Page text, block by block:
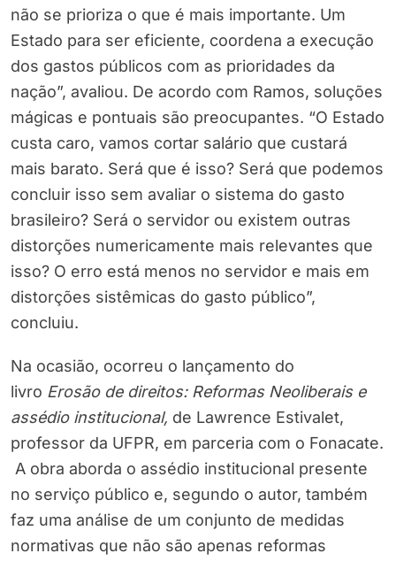
não se prioriza o que é mais importante. Um
Estado para ser eficiente, coordena a execução
dos gastos públicos com as prioridades da
nação”, avaliou. De acordo com Ramos, soluções
mágicas e pontuais são preocupantes. “O Estado
custa caro, vamos cortar salário que custará
mais barato. Será que é isso? Será que podemos
concluir isso sem avaliar o sistema do gasto
brasileiro? Será o servidor ou existem outras
distorções numericamente mais relevantes que
isso? O erro está menos no servidor e mais em
distorções sistêmicas do gasto público”,
concluiu.
Na ocasião, ocorreu o lançamento do
livro Erosão de direitos: Reformas Neoliberais e
assédio institucional, de Lawrence Estivalet,
professor da UFPR, em parceria com o Fonacate.
A obra aborda o assédio institucional presente
no serviço público e, segundo o autor, também
faz uma análise de um conjunto de medidas
normativas que não são apenas reformas